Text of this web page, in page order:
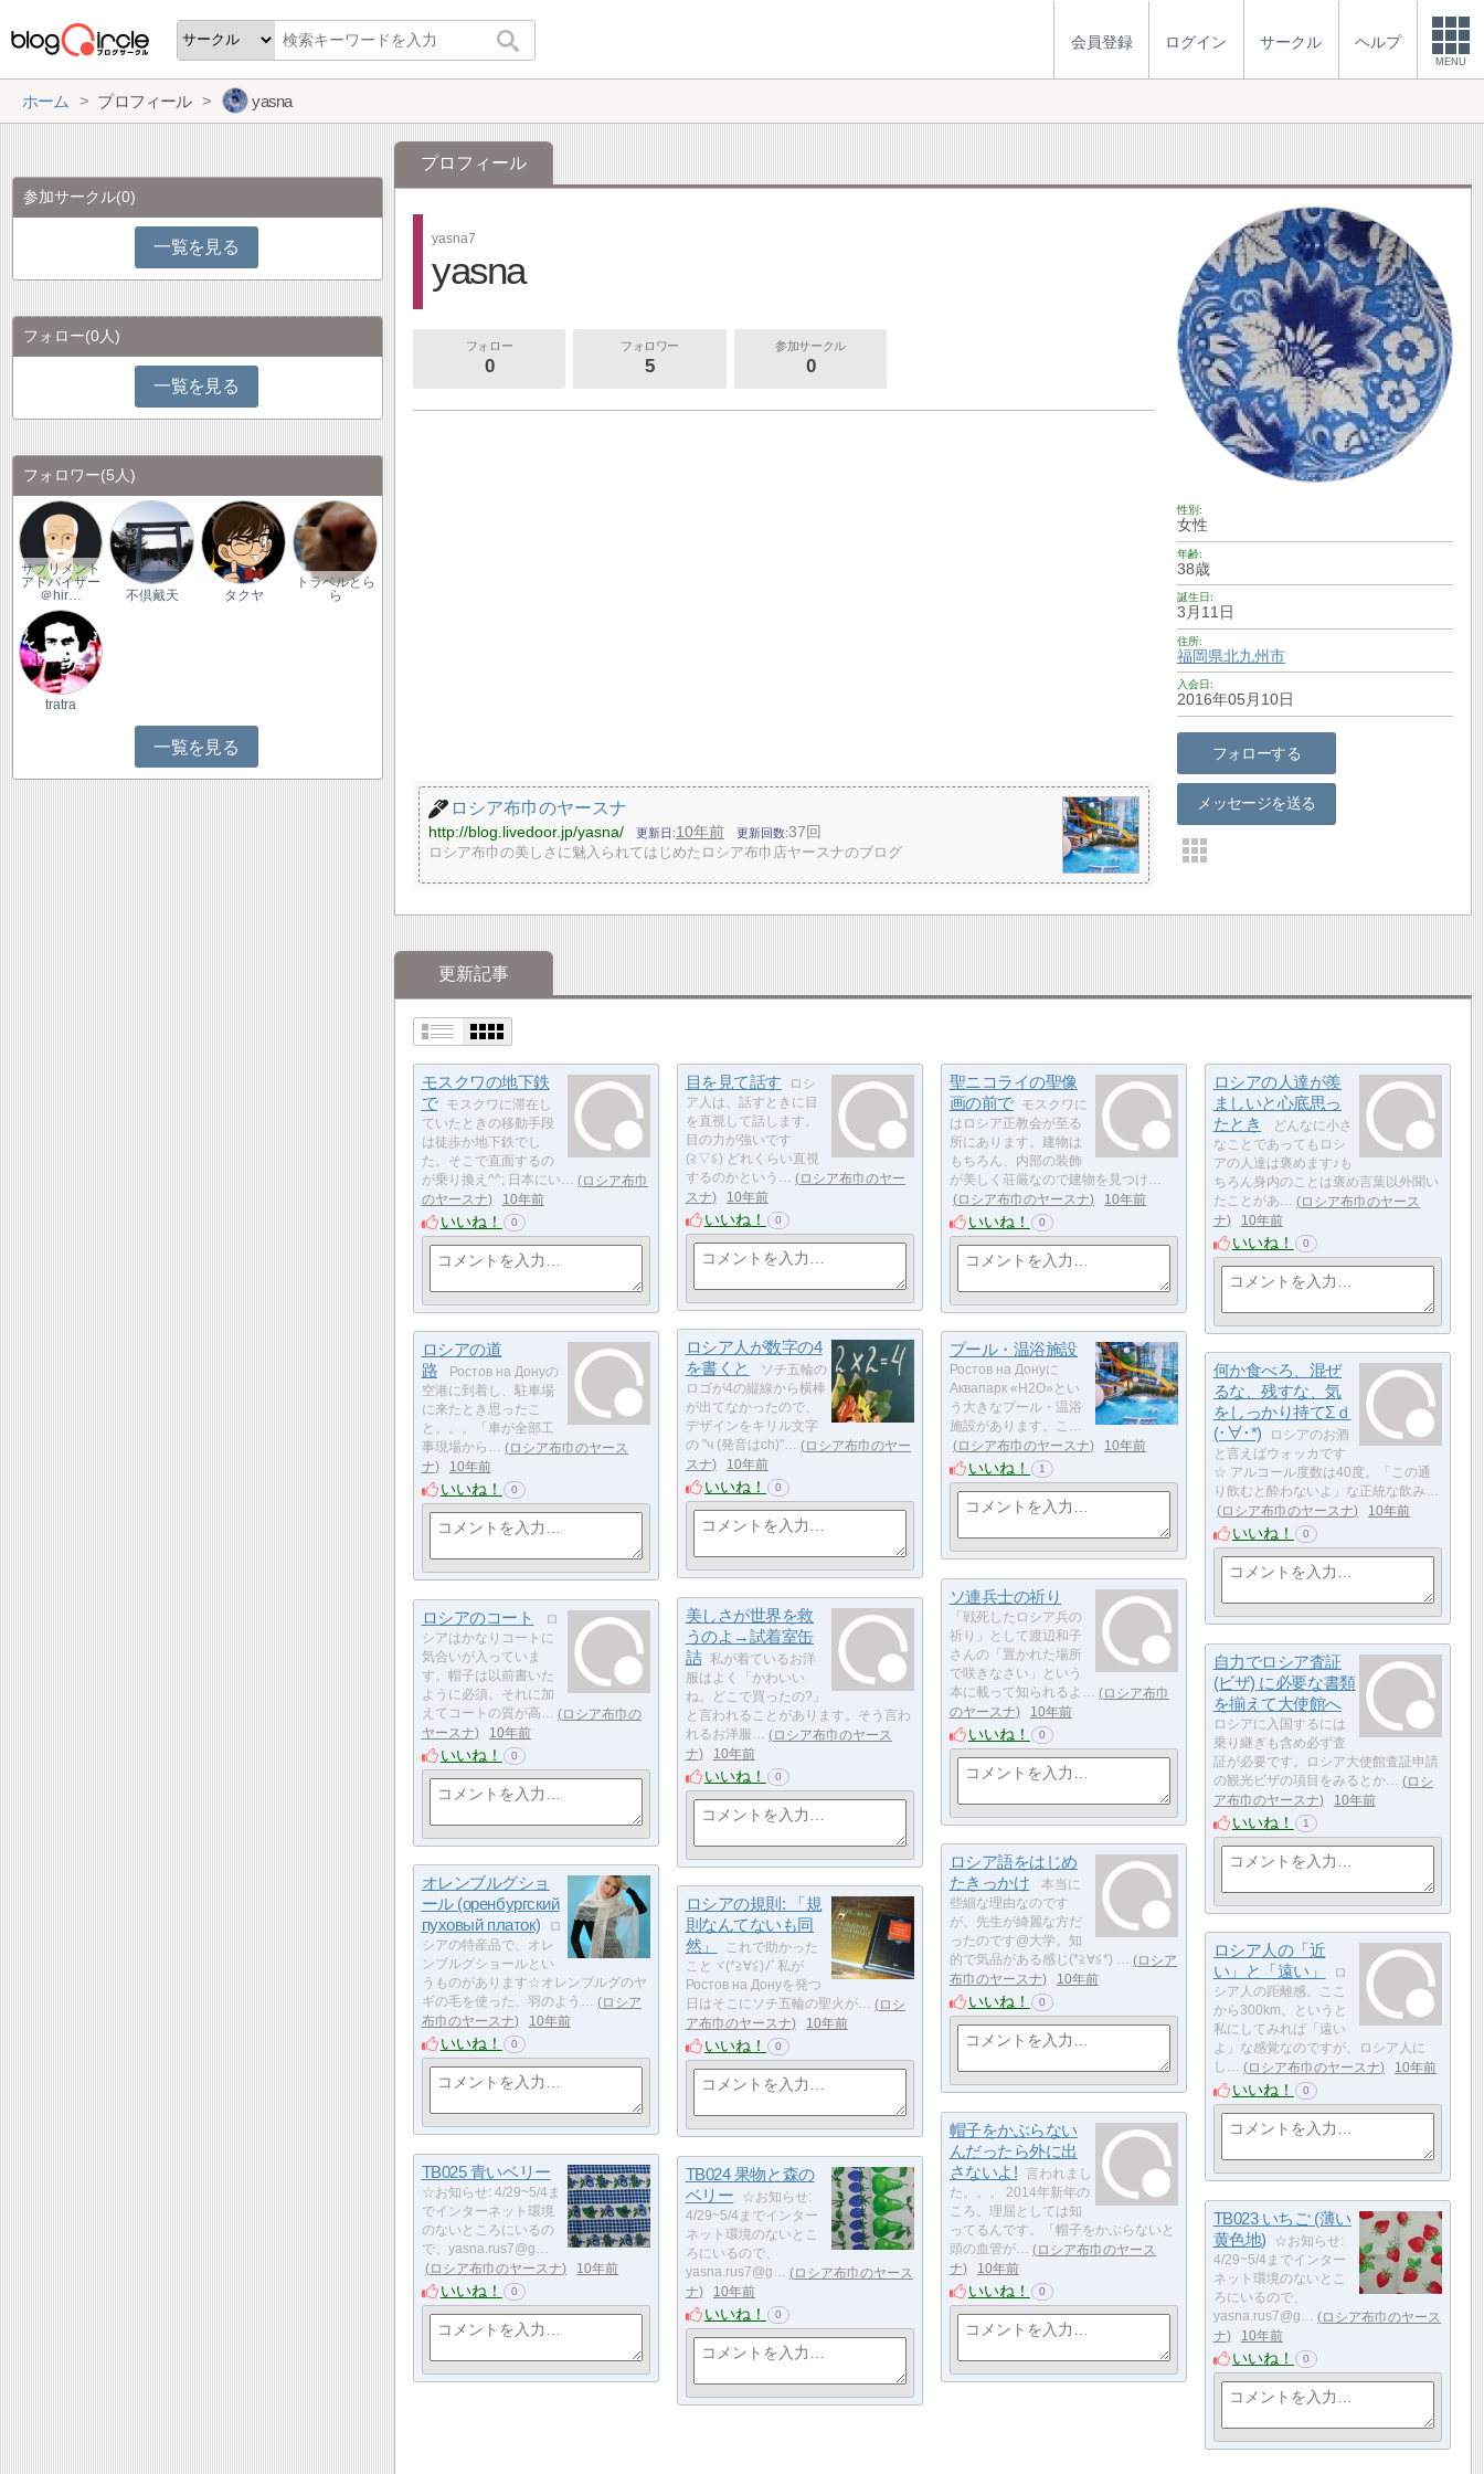
会員登録 ログイン サークル ヘルプ
MENU
ホーム プロフィール yasna
プロフィール
yasna7
yasna
フォロー
0
フォロワー
5
参加サークル
0
性別
女性
年齢
38歳
誕生日
3月11日
住所
福岡県北九州市
入会日
2016年05月10日
フォローする
メッセージを送る
ロシア布巾のヤースナ
http://blog.livedoor.jp/yasna/ 更新日 10年前 更新回数 37回
ロシア布巾の美しさに魅入られてはじめたロシア布巾店ヤースナのブログ
更新記事
モスクワの地下鉄
で
モスクワに滞在し
ていたときの移動手段
は徒歩か地下鉄でし
た。そこで直面するの
が乗り換え^^; 日本にい…
ロシア布巾
のヤースナ
10年前
いいね！ 0
目を見て話す
ロシ
ア人は、話すときに目
を直視して話します。
目の力が強いです
(≧▽≦) どれくらい直視
するのかという…
ロシア布巾のヤー
スナ
10年前
いいね！ 0
聖ニコライの聖像
画の前で
モスクワに
はロシア正教会が至る
所にあります。建物は
もちろん、内部の装飾
が美しく荘厳なので建物を見つけ…
ロシア布巾のヤースナ
10年前
いいね！ 0
ロシアの人達が羨
ましいと心底思っ
たとき
どんなに小さ
なことであってもロシ
アの人達は褒めます♪も
ちろん身内のことは褒め言葉以外聞い
たことがあ…
ロシア布巾のヤース
ナ
10年前
いいね！ 0
ロシア人が数字の4
を書くと
ソチ五輪の
ロゴが4の縦線から横棒
が出てなかったので、
デザインをキリル文字
の "ч (発音はch)"…
ロシア布巾のヤー
スナ
10年前
いいね！ 0
ロシアの道
路
Ростов на Донуの
空港に到着し、駐車場
に来たとき思ったこ
と。。。「車が全部工
事現場から…
ロシア布巾のヤース
ナ
10年前
いいね！ 0
プール・温浴施設
Ростов на Донуに
Аквапарк «H2O»とい
う大きなプール・温浴
施設があります。こ…
ロシア布巾のヤースナ
10年前
いいね！ 1
何か食べろ、混ぜ
るな、残すな、気
をしっかり持てΣｄ
(･∀･*)
ロシアのお酒
と言えばウォッカです
☆ アルコール度数は40度。「この通
り飲むと酔わないよ」な正統な飲み…
ロシア布巾のヤースナ
10年前
いいね！ 0
ソ連兵士の祈り
「戦死したロシア兵の
祈り」として渡辺和子
さんの「置かれた場所
で咲きなさい」という
本に載って知られるよ…
ロシア布巾
のヤースナ
10年前
いいね！ 0
美しさが世界を救
うのよ→試着室缶
詰
私が着ているお洋
服はよく「かわいい
ね。どこで買ったの?」
と言われることがあります。そう言わ
れるお洋服…
ロシア布巾のヤース
ナ
10年前
いいね！ 0
ロシアのコート
ロ
シアはかなりコートに
気合いが入っていま
す。帽子は以前書いた
ように必須。それに加
えてコートの質が高…
ロシア布巾の
ヤースナ
10年前
いいね！ 0
自力でロシア査証
(ビザ) に必要な書類
を揃えて大使館へ
ロシアに入国するには
乗り継ぎも含め必ず査
証が必要です。ロシア大使館査証申請
の観光ビザの項目をみるとか…
ロシ
ア布巾のヤースナ
10年前
いいね！ 1
ロシア語をはじめ
たきっかけ
本当に
些細な理由なのです
が、先生が綺麗な方だ
ったのです@大学。知
的で気品がある感じ(*≧∀≦*) …
ロシア
布巾のヤースナ
10年前
いいね！ 0
オレンブルグショ
ール (оренбургский
пуховый платок)
ロ
シアの特産品で、オレ
ンブルグショールとい
うものがあります☆オレンブルグのヤ
ギの毛を使った、羽のよう…
ロシア
布巾のヤースナ
10年前
いいね！ 0
ロシアの規則: 「規
則なんてないも同
然」
これで助かった
ことヾ(*≧∀≦)ﾉﾞ私が
Ростов на Донуを発つ
日はそこにソチ五輪の聖火が…
ロシ
ア布巾のヤースナ
10年前
いいね！ 0
ロシア人の「近
い」と「遠い」
ロ
シア人の距離感。ここ
から300km、というと
私にしてみれば「遠い
よ」な感覚なのですが、ロシア人に
し…
ロシア布巾のヤースナ 10年前
いいね！ 0
帽子をかぶらない
んだったら外に出
さないよ!
言われまし
た。。。 2014年新年の
ころ。理屈としては知
ってるんです。「帽子をかぶらないと
頭の血管が…
ロシア布巾のヤース
ナ
10年前
いいね！ 0
TB025 青いベリー
☆お知らせ: 4/29~5/4ま
でインターネット環境
のないところにいるの
で、yasna.rus7@g…
ロシア布巾のヤースナ
10年前
いいね！ 0
TB024 果物と森の
ベリー
☆お知らせ:
4/29~5/4までインター
ネット環境のないとこ
ろにいるので、
yasna.rus7@g…
ロシア布巾のヤース
ナ
10年前
いいね！ 0
TB023 いちご (薄い
黄色地)
☆お知らせ:
4/29~5/4までインター
ネット環境のないとこ
ろにいるので、
yasna.rus7@g…
ロシア布巾のヤース
ナ
10年前
いいね！ 0
参加サークル(0)
一覧を見る
フォロー(0人)
一覧を見る
フォロワー(5人)
サプリメント
アドバイザー
＠hir…
不倶戴天 タクヤ
トラベルとら
ら
tratra
一覧を見る